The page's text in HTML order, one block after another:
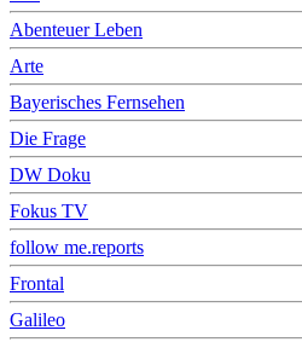
Abenteuer Leben
Arte
Bayerisches Fernsehen
Die Frage
DW Doku
Fokus TV
follow me.reports
Frontal
Galileo